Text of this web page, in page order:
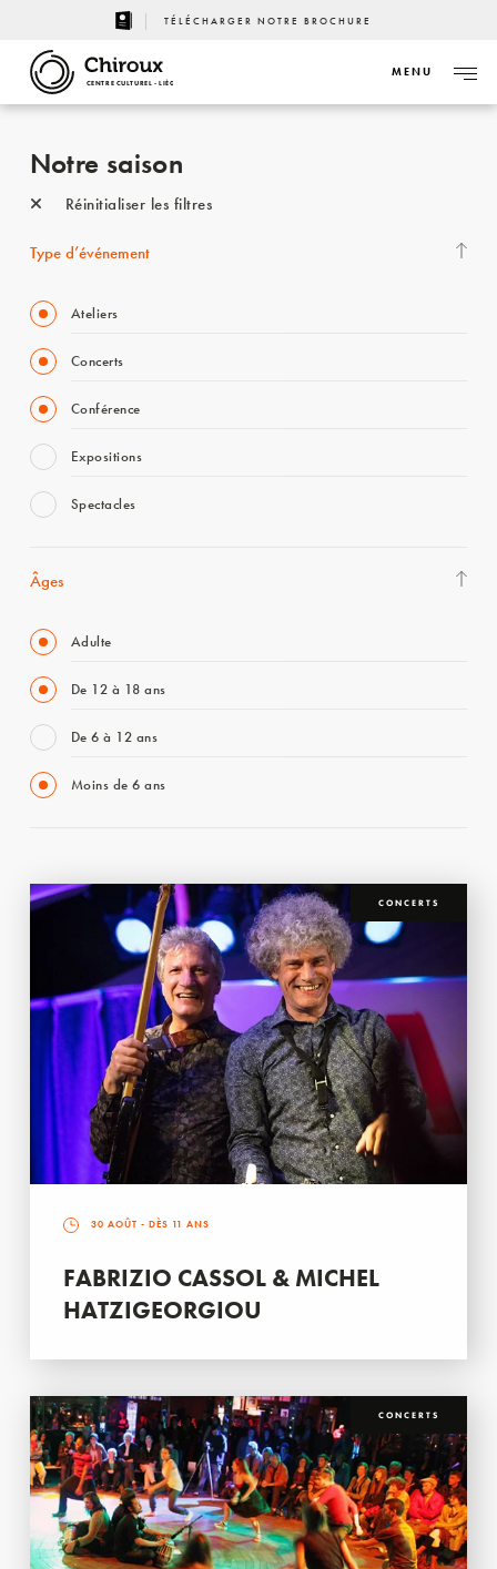
TÉLÉCHARGER NOTRE BROCHURE
CENTRE CULTUREL - LIÈGE
MENU
Notre saison
Réinitialiser les filtres
Type d’événement
Ateliers
Concerts
Conférence
Expositions
Spectacles
Âges
Adulte
De 12 à 18 ans
De 6 à 12 ans
Moins de 6 ans
CONCERTS
30 AOÛT - DÈS 11 ANS
FABRIZIO CASSOL & MICHEL
HATZIGEORGIOU
CONCERTS